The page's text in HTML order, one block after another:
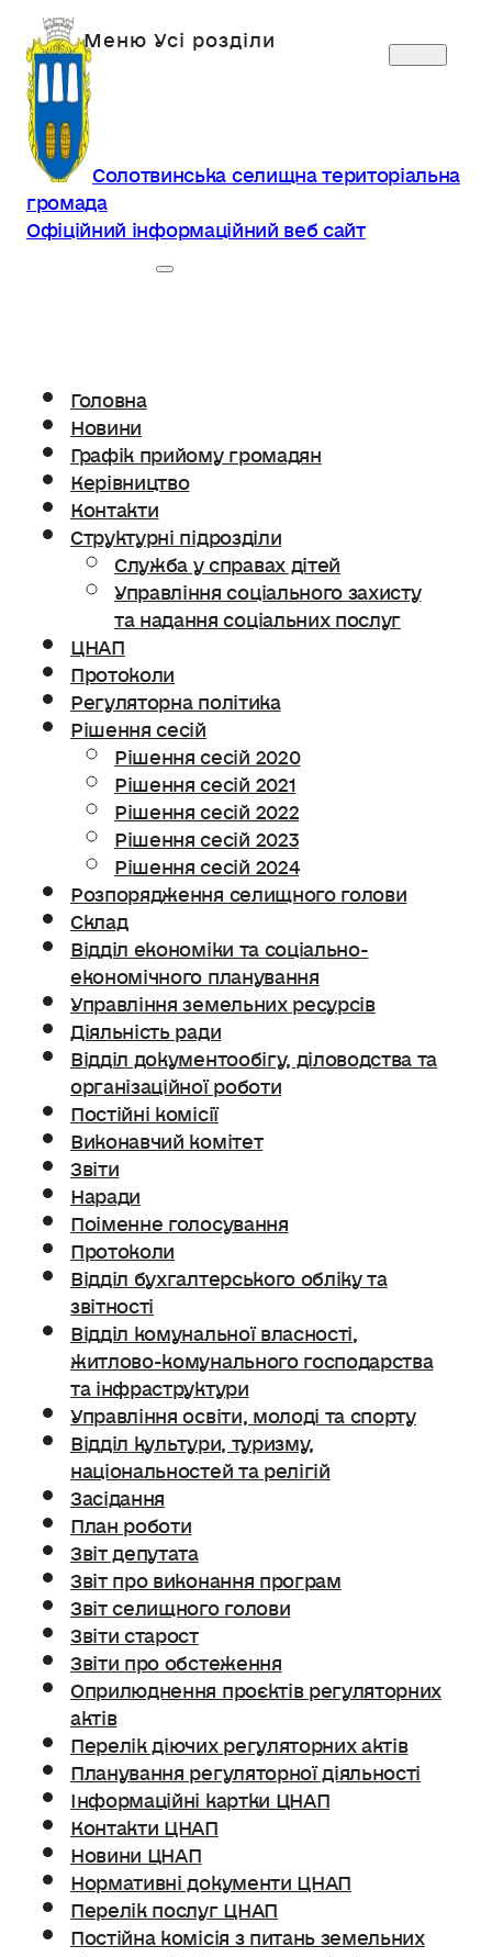
Солотвинська селищна територіальна
громада
Офіційний інформаційний веб сайт
Головна
Новини
Графік прийому громадян
Керівництво
Контакти
Структурні підрозділи
Служба у справах дітей
Управління соціального захисту
та надання соціальних послуг
ЦНАП
Протоколи
Регуляторна політика
Рішення сесій
Рішення сесій 2020
Рішення сесій 2021
Рішення сесій 2022
Рішення сесій 2023
Рішення сесій 2024
Розпорядження селищного голови
Склад
Відділ економіки та соціально-
економічного планування
Управління земельних ресурсів
Діяльність ради
Відділ документообігу, діловодства та
організаційної роботи
Постійні комісії
Виконавчий комітет
Звіти
Наради
Поіменне голосування
Протоколи
Відділ бухгалтерського обліку та
звітності
Відділ комунальної власності,
житлово-комунального господарства
та інфраструктури
Управління освіти, молоді та спорту
Відділ культури, туризму,
національностей та релігій
Засідання
План роботи
Звіт депутата
Звіт про виконання програм
Звіт селищного голови
Звіти старост
Звіти про обстеження
Оприлюднення проєктів регуляторних
актів
Перелік діючих регуляторних актів
Планування регуляторної діяльності
Інформаційні картки ЦНАП
Контакти ЦНАП
Новини ЦНАП
Нормативні документи ЦНАП
Перелік послуг ЦНАП
Постійна комісія з питань земельних